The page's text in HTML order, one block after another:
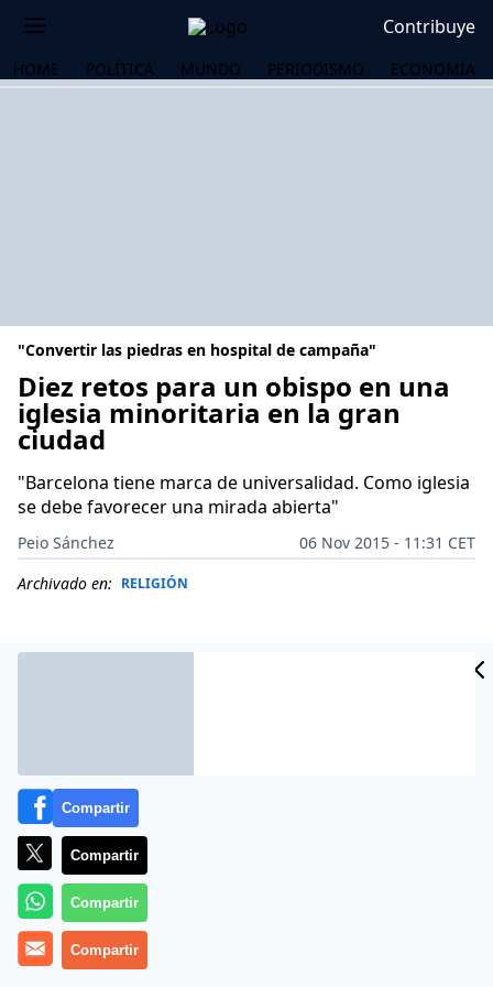
Contribuye
HOME POLÍTICA MUNDO PERIODISMO ECONOMÍA
"Convertir las piedras en hospital de campaña"
Diez retos para un obispo en una
iglesia minoritaria en la gran
ciudad
"Barcelona tiene marca de universalidad. Como iglesia
se debe favorecer una mirada abierta"
Peio Sánchez
06 Nov 2015 - 11:31 CET
Archivado en: RELIGIÓN
(P. Sánchez).- Sin mucho orden, a vuela pluma, algunos
retos con los que se enfrentará el n
Compartir
Compartir
Compartir
Compartir